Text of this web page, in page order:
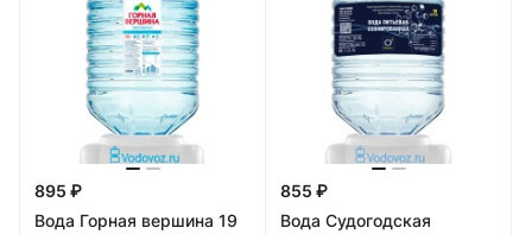
895 ₽
Вода Горная вершина 19
855 ₽
Вода Судогодская